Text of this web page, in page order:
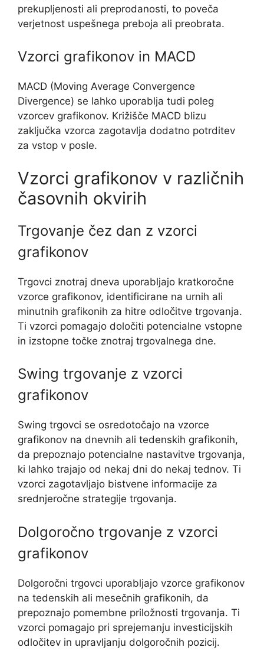
prekupljenosti ali preprodanosti, to poveča
verjetnost uspešnega preboja ali preobrata.
Vzorci grafikonov in MACD
MACD (Moving Average Convergence
Divergence) se lahko uporablja tudi poleg
vzorcev grafikonov. Križišče MACD blizu
zaključka vzorca zagotavlja dodatno potrditev
za vstop v posle.
Vzorci grafikonov v različnih
časovnih okvirih
Trgovanje čez dan z vzorci
grafikonov
Trgovci znotraj dneva uporabljajo kratkoročne
vzorce grafikonov, identificirane na urnih ali
minutnih grafikonih za hitre odločitve trgovanja.
Ti vzorci pomagajo določiti potencialne vstopne
in izstopne točke znotraj trgovalnega dne.
Swing trgovanje z vzorci
grafikonov
Swing trgovci se osredotočajo na vzorce
grafikonov na dnevnih ali tedenskih grafikonih,
da prepoznajo potencialne nastavitve trgovanja,
ki lahko trajajo od nekaj dni do nekaj tednov. Ti
vzorci zagotavljajo bistvene informacije za
srednjeročne strategije trgovanja.
Dolgoročno trgovanje z vzorci
grafikonov
Dolgoročni trgovci uporabljajo vzorce grafikonov
na tedenskih ali mesečnih grafikonih, da
prepoznajo pomembne priložnosti trgovanja. Ti
vzorci pomagajo pri sprejemanju investicijskih
odločitev in upravljanju dolgoročnih pozicij.